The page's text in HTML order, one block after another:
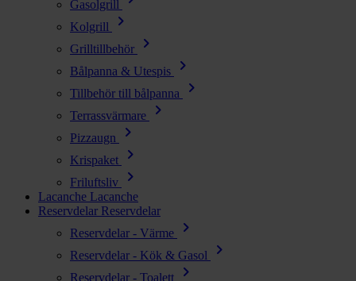
Gasolgrill
Kolgrill chevron_right
Grilltillbehör chevron_right
Bålpanna & Utespis chevron_right
Tillbehör till bålpanna chevron_right
Terrassvärmare chevron_right
Pizzaugn chevron_right
Krispaket chevron_right
Friluftsliv chevron_right
Lacanche Lacanche
Reservdelar Reservdelar
Reservdelar - Värme
chevron_right
Reservdelar - Kök & Gasol chevron_right
Reservdelar - Toalett chevron_right